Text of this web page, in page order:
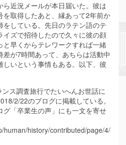
近況メールが本日届いた。彼は
を取得したあと、縁あって2年前か
をしている。先日のラテン語のテ
イズで招待したので久々に彼の顔
と早くからテレワークすれば一緒
が7時間あって、あちらは活動中
いという事情もある。以下、彼
ス調査旅行でたいへんお世話に
2/22のブログに掲載している。
「卒業生の声」にも一文を寄せ
human/history/contributed/page/4/